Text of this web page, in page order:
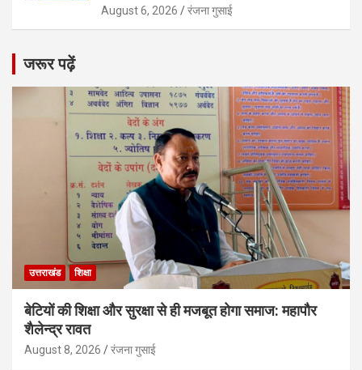
August 6, 2026 रंजना गुसाई
जरूर पढ़ें
उत्तराखंड शिक्षा
बेटियों की शिक्षा और सुरक्षा से ही मजबूत होगा समाज: महापौर
शैलेन्द्र रावत
August 8, 2026 रंजना गुसाई